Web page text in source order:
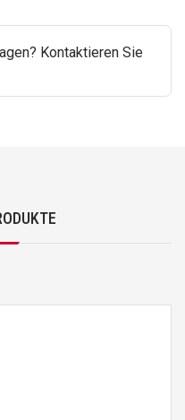
Kontaktieren Sie